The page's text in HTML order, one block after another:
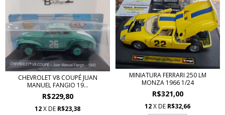
CHEVROLET V8 COUPÉ JUAN
MANUEL FANGIO 19...
R$229,80
12X DE R$23,38
MINIATURA FERRARI 250 LM
MONZA 1966 1/24
R$321,00
12X DE R$32,66